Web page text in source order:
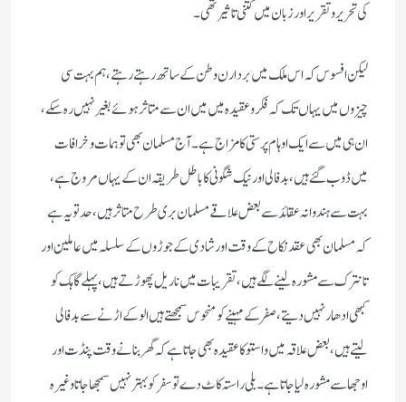
کی تحریر و تقریر اور زبان میں کتنی تاثیر تھی۔
لیکن افسوس کہ اس ملک میں بردارن وطن کے ساتھ رہتے رہتے،ہم بہت سی
چیزوں میں یہاں تک کہ فکر و عقیدہ میں میں ان سے متاثر ہوئے بغیر نہیں رہ سکے،
ان ہی میں سے ایک اوہام پرستی کا مزاج ہے۔ آج مسلمان بھی توہمات و خرافات
میں ڈوب گئے ہیں، بدفالی اور نیک شگونی کا باطل طریقہ ان کے یہاں مروج ہے،
بہت سے ہندوانہ عقائد سے بعض علاقے مسلمان بری طرح متاثر ہیں، حد تو یہ ہے
کہ مسلمان بھی عقد نکاح کے وقت اور شادی کے جوڑوں کے سلسلہ میں عاملین اور
تانترک سے مشورہ لینے لگے ہیں، تقریبات میں ناریل پھوڑتے ہیں، پہلے گاہک کو
کبھی ادھار نہیں دیتے، صفر کے مہینے کو منحوس سمجھتے ہیں الو کے اڑنے سے بدفالی
لیتے ہیں، بعض علاقہ میں واستو کا عقیدہ بھی جاتا ہے کہ گھر بنانے وقت پنڈت اور
اوجھا سے مشورہ لیا جاتا ہے۔ بلی راستہ کاٹ دے تو سفر کو بہتر نہیں سمجھا جاتا وغیرہ